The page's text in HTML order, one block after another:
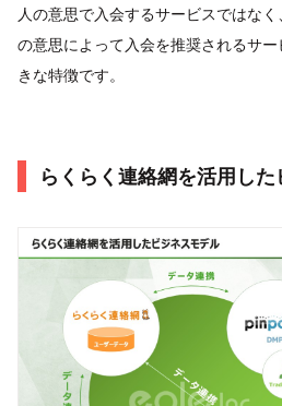
人の意思で入会するサービスではな
の意思によって入会を推奨されるサ
きな特徴です。
らくらく連絡網を活用し